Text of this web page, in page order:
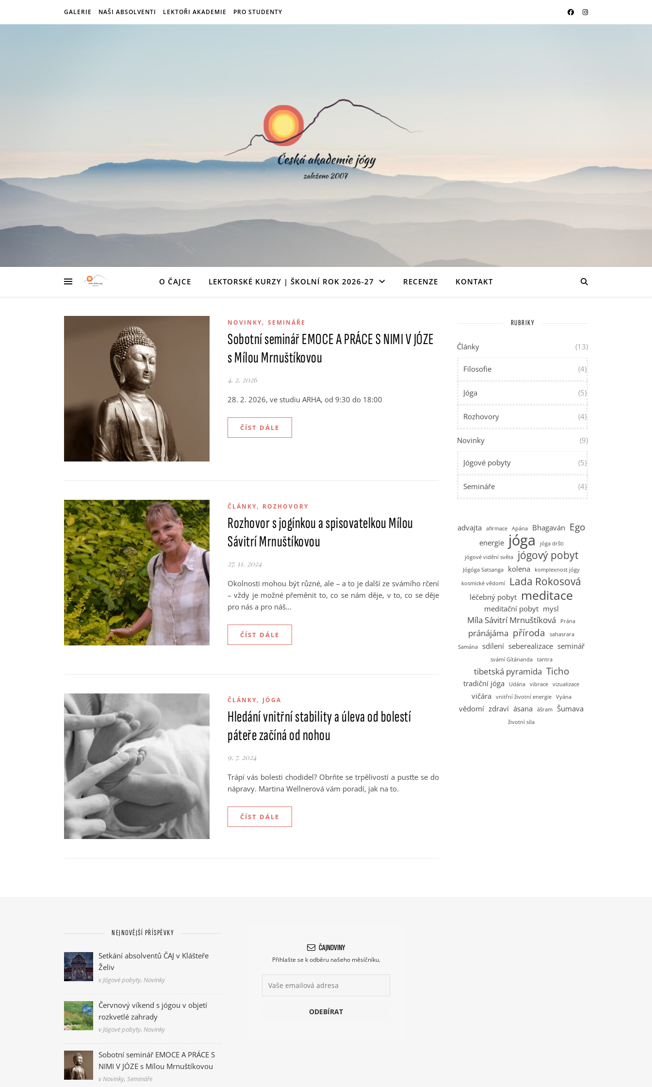
GALERIE NAŠI ABSOLVENTI LEKTOŘI AKADEMIE PRO STUDENTY
Vydejte se s námi na cestu poznání
O ČAJCE LEKTORSKÉ KURZY | ŠKOLNÍ ROK 2026-27 RECENZE KONTAKT
NOVINKY, SEMINÁŘE
Sobotní seminář EMOCE A PRÁCE S NIMI V JÓZE
s Mílou Mrnuštíkovou
4. 2. 2026
28. 2. 2026, ve studiu ARHA, od 9:30 do 18:00
ČÍST DÁLE
ČLÁNKY, ROZHOVORY
Rozhovor s jogínkou a spisovatelkou Mílou
Sávitrí Mrnuštíkovou
27. 11. 2024
Okolnosti mohou být různé, ale – a to je další ze svámího rčení
– vždy je možné přeměnit to, co se nám děje, v to, co se děje
pro nás a pro náš…
ČÍST DÁLE
ČLÁNKY, JÓGA
Hledání vnitřní stability a úleva od bolestí
páteře začíná od nohou
9. 7. 2024
Trápí vás bolesti chodidel? Obrňte se trpělivostí a pusťte se do
nápravy. Martina Wellnerová vám poradí, jak na to.
ČÍST DÁLE
RUBRIKY
Články (13)
Filosofie (4)
Jóga (5)
Rozhovory (4)
Novinky (9)
Jógové pobyty (5)
Semináře (4)
advajta afirmace Apána Bhagaván Ego
energie jóga
jóga dršti
jógové vidění světa
jógový pobyt
Jógóga Satsanga kolena
komplexnost jógy
kosmické vědomí
Lada Rokosová
léčebný pobyt meditace
meditační pobyt mysl
Míla Sávitrí Mrnuštíková Prána
pránájáma příroda
sahasrara
Samána
sdílení seberealizace seminář
svámí Gítánanda tantra
tibetská pyramida Ticho
tradiční jóga Udána vibrace vizualizace
vičára vnitřní životní energie Vyána
vědomí zdraví ásana ášram Šumava
životní síla
NEJNOVĚJŠÍ PŘÍSPĚVKY
Setkání absolventů ČAJ v Klášteře
Želiv
v Jógové pobyty, Novinky
Červnový víkend s jógou v objetí
rozkvetlé zahrady
v Jógové pobyty, Novinky
Sobotní seminář EMOCE A PRÁCE S
NIMI V JÓZE s Mílou Mrnuštíkovou
v Novinky, Semináře
ČAJNOVINY
Přihlašte se k odběru našeho měsíčníku.